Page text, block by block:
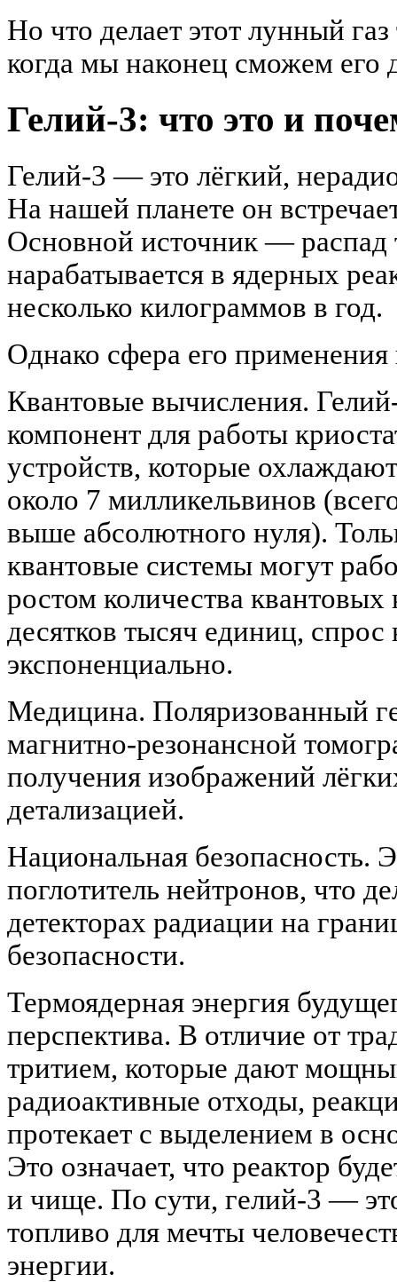
Но что делает этот лунный
когда мы наконец сможем его
Гелий-3: что это и
Гелий-3 — это лёгкий,
На нашей планете он
Основной источник — распад
нарабатывается в ядерных
несколько килограммов в год.
Однако сфера его
Квантовые вычисления.
компонент для работы
устройств, которые
около 7 милликельвинов
выше абсолютного нуля).
квантовые системы могут
ростом количества
десятков тысяч единиц, спрос
экспоненциально.
Медицина. Поляризованный
магнитно-резонансной
получения изображений
детализацией.
Национальная безопасность.
поглотитель нейтронов, что
детекторах радиации на
безопасности.
Термоядерная энергия
перспектива. В отличие от
тритием, которые дают
радиоактивные отходы,
протекает с выделением в
Это означает, что реактор
и чище. По сути, гелий-3 —
топливо для мечты
энергии.